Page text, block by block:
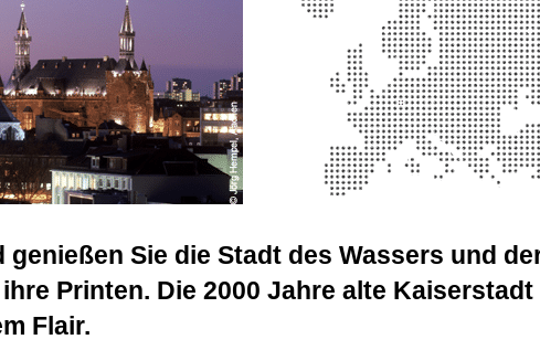
Sie die Stadt des Wassers und
Printen. Die 2000 Jahre alte
Flair.